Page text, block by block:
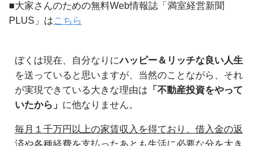
■大家さんのための無料Web情報誌「満室経営新聞
PLUS」はこちら
ぼくは現在、自分なりにハッピー＆リッチな良い人生
を送っていると思いますが、当然のことながら、それ
が実現できている大きな理由は 「不動産投資をやって
いたから」 に他なりません。
毎月１千万円以上の家賃収入を得ており、借入金の返
済や各種経費を支払ったあとも生活に必要な分を大き